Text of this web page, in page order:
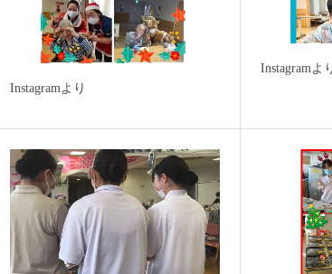
Instagramより
Instagramよ